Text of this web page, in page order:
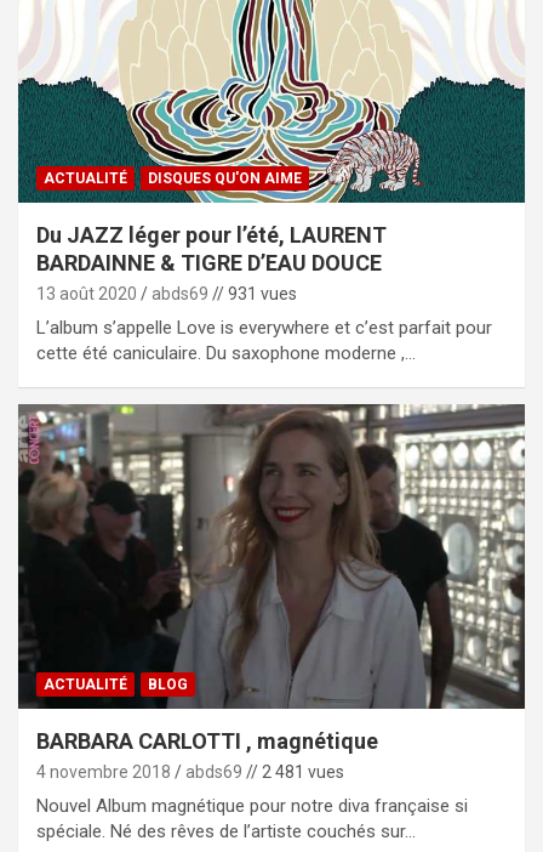
ACTUALITÉ DISQUES QU'ON AIME
Du JAZZ léger pour l’été, LAURENT
BARDAINNE & TIGRE D’EAU DOUCE
13 août 2020 abds69 // 931 vues
L’album s’appelle Love is everywhere et c’est parfait pour
cette été caniculaire. Du saxophone moderne ,…
ACTUALITÉ BLOG
BARBARA CARLOTTI , magnétique
4 novembre 2018 abds69 // 2 481 vues
Nouvel Album magnétique pour notre diva française si
spéciale. Né des rêves de l’artiste couchés sur…